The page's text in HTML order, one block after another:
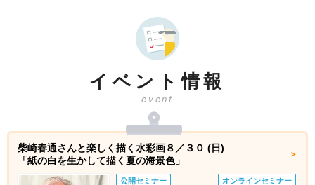
イベント情報
event
柴崎春通さんと楽しく描く水彩画８／３０ (日)
「紙の白を生かして描く夏の海景色」
公開セミナー
オンラインセミナー